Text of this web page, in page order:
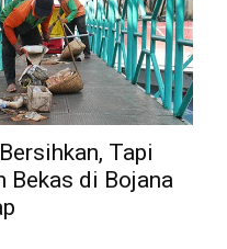
Tapi
Bekas di Bojana